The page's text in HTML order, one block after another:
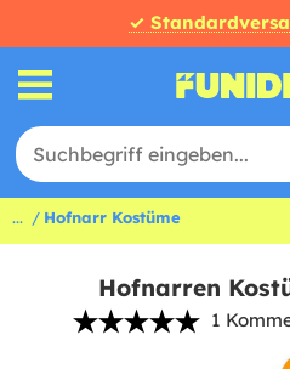
✓
... Hofnarr Kostüme
Hofnarren
1